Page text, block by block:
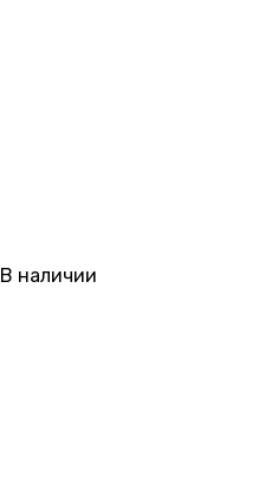
В наличии